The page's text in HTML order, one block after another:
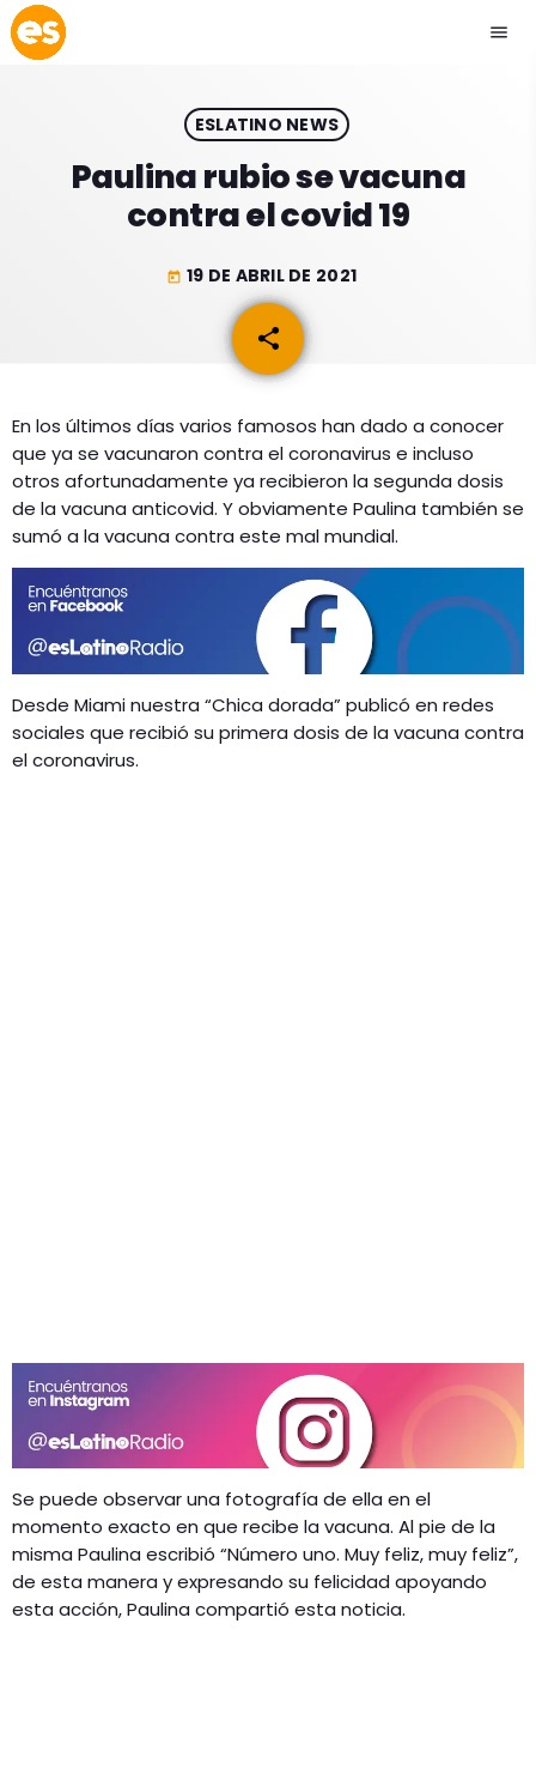
menu
EMISIÓN LA PAZ
EMISIÓN COCHABAMBA
ACTUALIDAD
GEEKERS
MÚSICA
LOS + TOP
PROGRAMACIÓN
INICIO
RADIO SPLENDID
CONTACTO
ESLATINO NEWS
Paulina rubio se vacuna
contra el covid 19
today 19 DE ABRIL DE 2021
share
email
En los últimos días varios famosos han dado a conocer
que ya se vacunaron contra el coronavirus e incluso
otros afortunadamente ya recibieron la segunda dosis
de la vacuna anticovid. Y obviamente Paulina también se
sumó a la vacuna contra este mal mundial.
Desde Miami nuestra “Chica dorada” publicó en redes
sociales que recibió su primera dosis de la vacuna contra
el coronavirus.
Se puede observar una fotografía de ella en el
momento exacto en que recibe la vacuna. Al pie de la
misma Paulina escribió “Número uno. Muy feliz, muy feliz”,
de esta manera y expresando su felicidad apoyando
esta acción, Paulina compartió esta noticia.